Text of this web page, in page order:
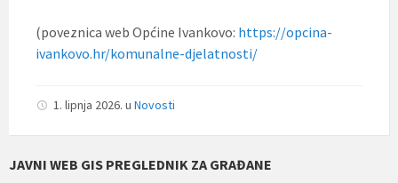
(poveznica web Općine Ivankovo: https://opcina-
ivankovo.hr/komunalne-djelatnosti/
1. lipnja 2026. u Novosti
JAVNI WEB GIS PREGLEDNIK ZA GRAĐANE